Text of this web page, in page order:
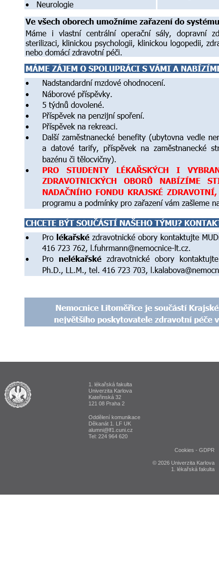
ALUMNI 1. lékařská fakulta Univerzita Karlova v Praze
1. lékařská fakulta
Univerzita Karlova
Kateřinská 32
121 08 Praha 2
Oddělení komunikace
Děkanát 1. LF UK
alumni@lf1.cuni.cz
Tel: 224 964 620
Cookies -GDPR
© 2026 Univerzita Karlova
1. lékařská fakulta